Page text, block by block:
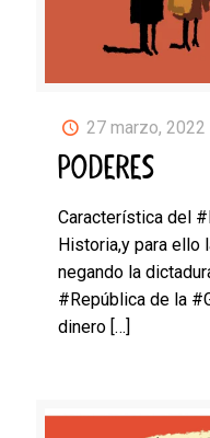
27 marzo, 2022
PODERES
Característica del
Historia,y para ello
negando la
#República de la
dinero […]